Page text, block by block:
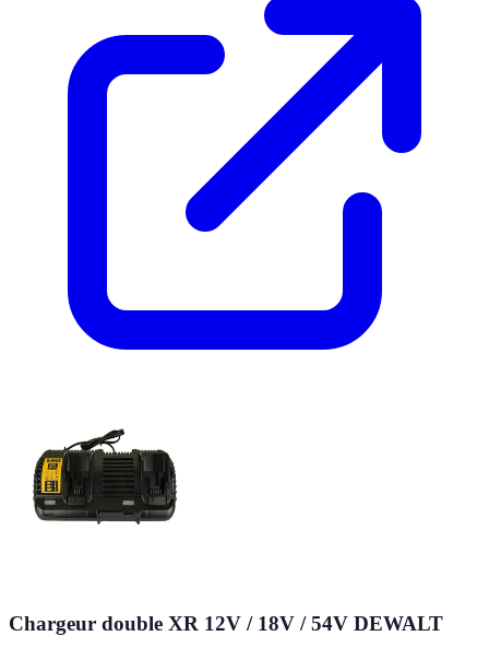
Chargeur double XR 12V / 18V / 54V DEWALT